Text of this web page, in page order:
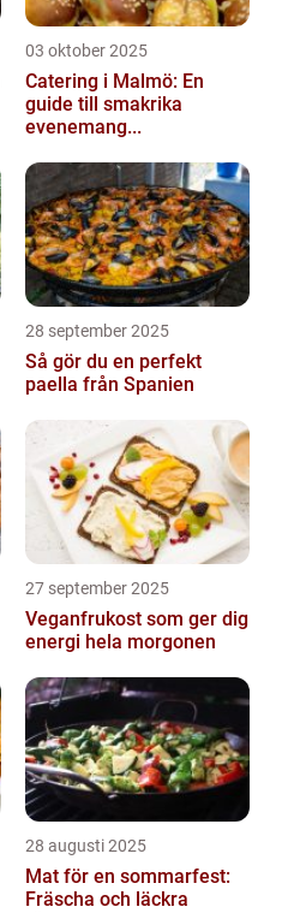
03 oktober 2025
Catering i Malmö: En
guide till smakrika
evenemang...
28 september 2025
Så gör du en perfekt
paella från Spanien
27 september 2025
Veganfrukost som ger dig
energi hela morgonen
28 augusti 2025
Mat för en sommarfest:
Fräscha och läckra